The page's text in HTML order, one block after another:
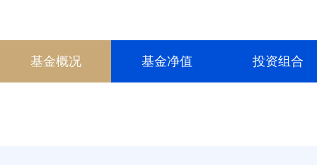
026703
基金概况 基金净值 投资组合